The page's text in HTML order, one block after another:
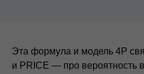
Эта формула и модель 4P
и PRICE — про вероятность